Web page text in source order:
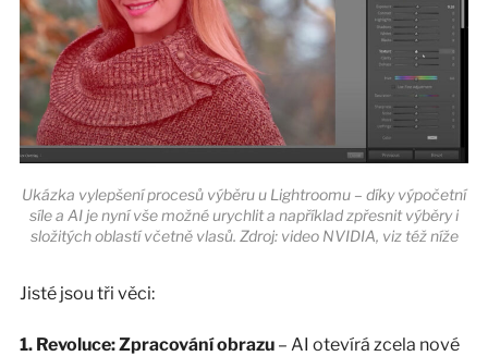
Ukázka vylepšení procesů výběru u Lightroomu – díky výpočetní
síle a AI je nyní vše možné urychlit a například zpřesnit výběry i
složitých oblastí včetně vlasů. Zdroj: video NVIDIA, viz též níže
Jisté jsou tři věci:
1. Revoluce: Zpracování obrazu– AI otevírá zcela nové